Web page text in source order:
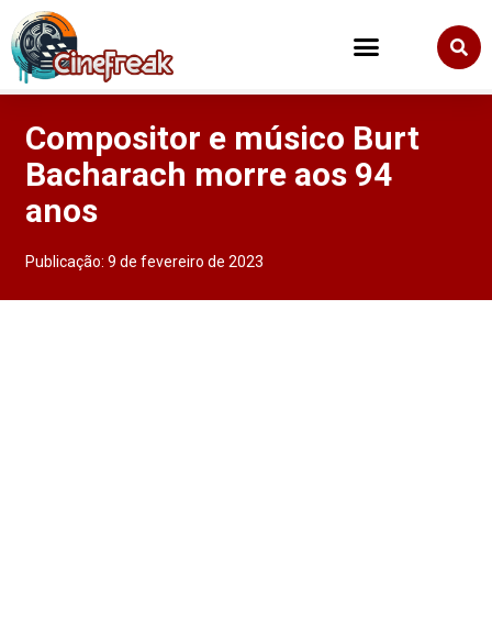
Compositor e músico Burt
Bacharach morre aos 94
anos
Publicação:9 de fevereiro de 2023